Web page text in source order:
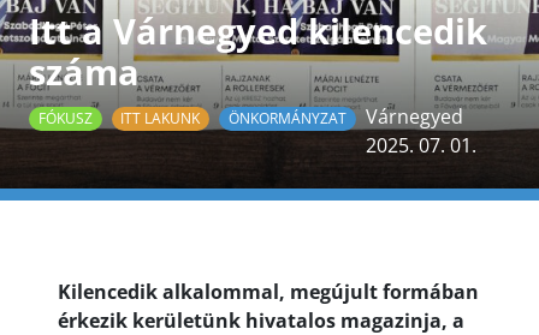
Itt a Várnegyed kilencedik
száma
FÓKUSZ ITT LAKUNK ÖNKORMÁNYZAT
Várnegyed
2025. 07. 01.
Kilencedik alkalommal, megújult formában
érkezik kerületünk hivatalos magazinja, a